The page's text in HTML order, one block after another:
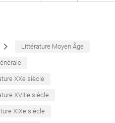
navigate_next Littérature Moyen Âge
XXe siècle
XVIIIe siècle
XIXe siècle